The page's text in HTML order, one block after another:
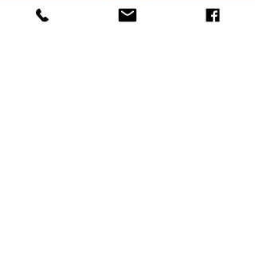
c.moreau.kaleidoscope@gmail.com
rosali.kaleidoscope@gmail.com